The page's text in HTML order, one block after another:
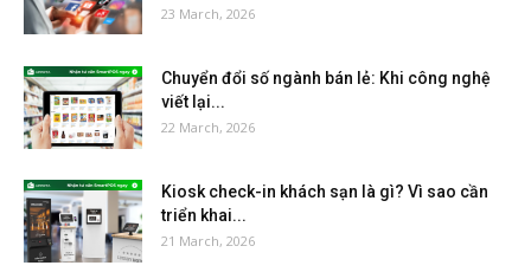
23 March, 2026
Chuyển đổi số ngành bán lẻ: Khi công nghệ
viết lại...
22 March, 2026
Kiosk check-in khách sạn là gì? Vì sao cần
triển khai...
21 March, 2026